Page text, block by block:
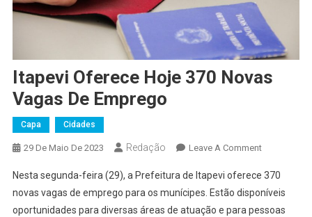
Itapevi Oferece Hoje 370 Novas
Vagas De Emprego
Capa Cidades
29 De Maio De 2023 Redação Leave A CommentOn
Oferece
Hoje
370
Nesta segunda-feira (29), a Prefeitura de Itapevi oferece 370
novas vagas de emprego para os munícipes. Estão disponíveis
oportunidades para diversas áreas de atuação e para pessoas